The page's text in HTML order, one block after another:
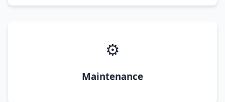
⚙️
Maintenance